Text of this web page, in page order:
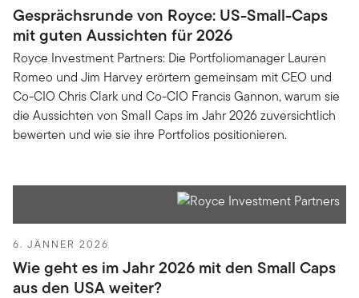
Gesprächsrunde von Royce: US-Small-Caps
mit guten Aussichten für 2026
Royce Investment Partners: Die Portfoliomanager Lauren
Romeo und Jim Harvey erörtern gemeinsam mit CEO und
Co-CIO Chris Clark und Co-CIO Francis Gannon, warum sie
die Aussichten von Small Caps im Jahr 2026 zuversichtlich
bewerten und wie sie ihre Portfolios positionieren.
6. JÄNNER 2026
Wie geht es im Jahr 2026 mit den Small Caps
aus den USA weiter?